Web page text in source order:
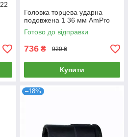
Головка торцева ударна
подовжена 1 36 мм AmPro
Готово до відправки
736 ₴ 920 ₴
Купити
–18%